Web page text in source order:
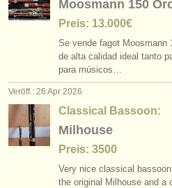
Moosmann 150
Preis: 13.000€
Se vende fagot Moosmann
de alta calidad ideal tanto
para músicos…
Veröff.: 26 Apr 2026
Classical Bassoon:
Milhouse
Preis: 3500
Very nice classical
the original Milhouse and a